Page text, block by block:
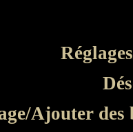
Ajouter